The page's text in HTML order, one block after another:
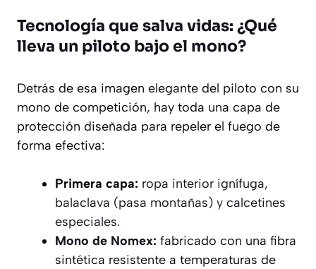
Tecnología que salva vidas: ¿Qué
lleva un piloto bajo el mono?
Detrás de esa imagen elegante del piloto con su
mono de competición, hay toda una capa de
protección diseñada para repeler el fuego de
forma efectiva:
Primera capa: ropa interior ignífuga,
balaclava (pasa montañas) y calcetines
especiales.
Mono de Nomex: fabricado con una fibra
sintética resistente a temperaturas de